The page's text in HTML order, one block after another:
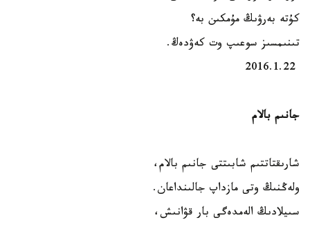
كۇتە بەرۋىڭ مۇمكىن بە؟
تىنىمسىز سوعىپ وت كەۋدەڭ.
جانىم بالام
شارىقتاتتىم شابىتتى جانىم بالام،
ولەڭنىڭ وتى مازداپ جالىنداعان.
سىيلادىڭ الەمدەگى بار قۋانىش،